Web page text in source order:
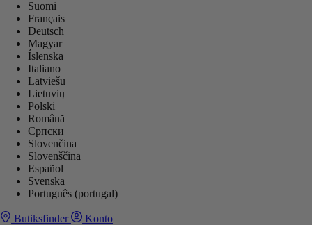
Suomi
Français
Deutsch
Magyar
Íslenska
Italiano
Latviešu
Lietuvių
Polski
Română
Српски
Slovenčina
Slovenščina
Español
Svenska
Português (portugal)
Butiksfinder Konto
ALT
ALT
ALT